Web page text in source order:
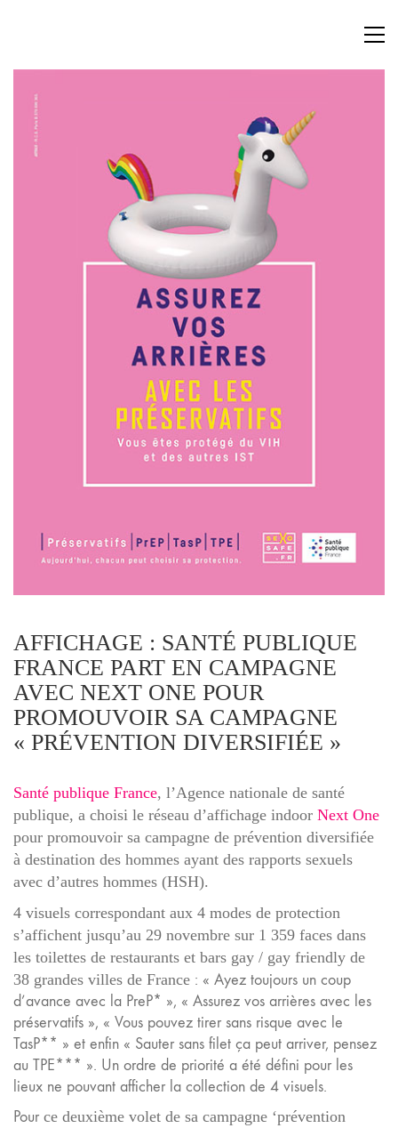
AFFICHAGE : SANTÉ PUBLIQUE
FRANCE PART EN CAMPAGNE
AVEC NEXT ONE POUR
PROMOUVOIR SA CAMPAGNE
« PRÉVENTION DIVERSIFIÉE »
Santé publique France, l’Agence nationale de santé
publique, a choisi le réseau d’affichage indoor Next One
pour promouvoir sa campagne de prévention diversifiée
à destination des hommes ayant des rapports sexuels
avec d’autres hommes (HSH).
4 visuels correspondant aux 4 modes de protection
s’affichent jusqu’au 29 novembre sur 1 359 faces dans
les toilettes de restaurants et bars gay / gay friendly de
38 grandes villes de France : « Ayez toujours un coup
d’avance avec la PreP* », « Assurez vos arrières avec les
préservatifs », « Vous pouvez tirer sans risque avec le
TasP** » et enfin « Sauter sans filet ça peut arriver, pensez
au TPE*** ». Un ordre de priorité a été défini pour les
lieux ne pouvant afficher la collection de 4 visuels.
Pour ce deuxième volet de sa campagne ‘prévention